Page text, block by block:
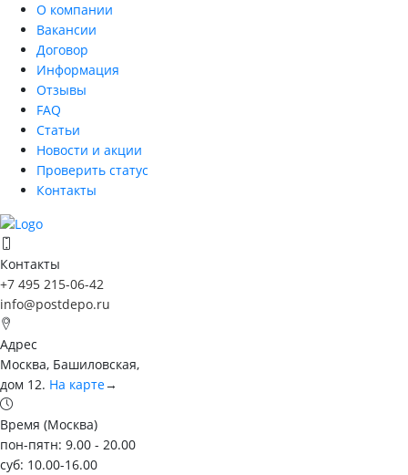
О компании
Вакансии
Договор
Информация
Отзывы
FAQ
Статьи
Новости и акции
Проверить статус
Контакты
Контакты
+7 495 215-06-42
info@postdepo.ru
Адрес
Москва, Башиловская,
дом 12. На карте→
Время (Москва)
пон-пятн: 9.00 - 20.00
суб: 10.00-16.00